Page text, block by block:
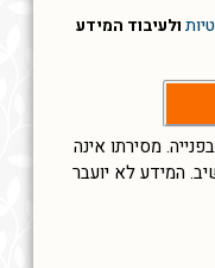
ולעיבוד המידע
מסירתו אינה
המידע לא יועבר